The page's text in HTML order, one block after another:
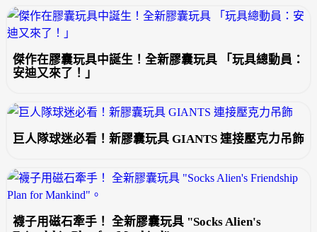
傑作在膠囊玩具中誕生！全新膠囊玩具 「玩具總動員：
安迪又來了！」
巨人隊球迷必看！新膠囊玩具 GIANTS 連接壓克力吊飾
襪子用磁石牽手！ 全新膠囊玩具 "Socks Alien's